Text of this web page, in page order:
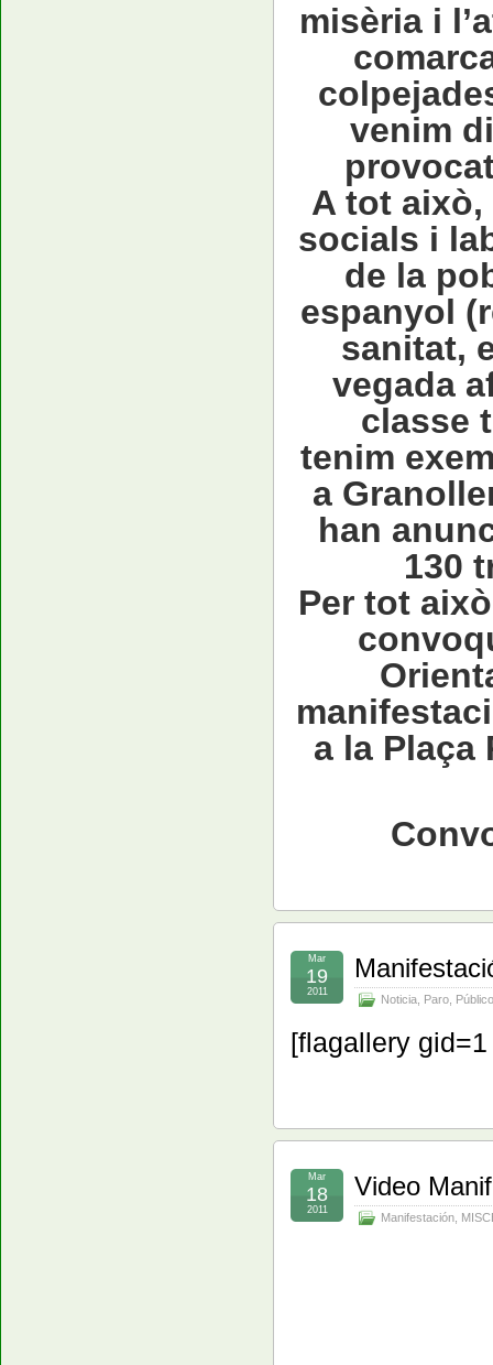
misèria i
venim
A tot
socials i
de la
espanyol
sanitat,
vegada
classe
tenim
a
han
130
Per tot
a la Plaça
Noticia, Paro, Público
Mar
19
2011
[flagallery
Video
Manifestación
Mar
18
2011